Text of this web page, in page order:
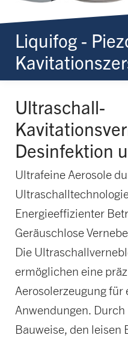
Liquifog -
Ultraschall-
Desinfektion
Ultrafeine Aerosole
Energieeffizienter
Geräuschlose
Die
ermöglichen eine
Aerosolerzeugung für
Anwendungen.
Bauweise, den leisen